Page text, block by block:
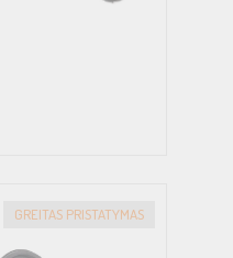
GREITAS PRISTATYMAS